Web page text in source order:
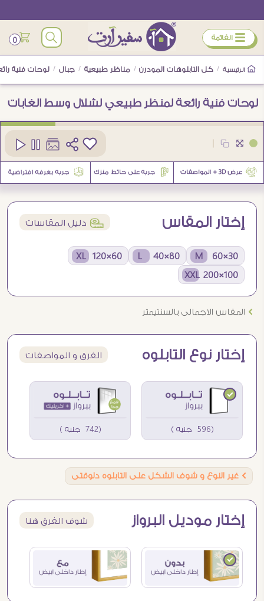
ÿ القائمة 0
الرئيسية / كل التابلوهات المودرن / مناظر طبيعية / جبال / لوحات فنية
لوحات فنية رائعة لمنظر طبيعي لشلال وسط الغابات
SA105221
إختار المقاس í دليل المقاسات
30×60 M
80×40 L
60×120 XL
100×200 XXL
Ö المقاس الاجمالى بالسنتيمتر
إختار نوع التابلوه الفرق و المواصفات
(596 جنيه ) (742 جنيه )
Ö غير النوع و شوف الشكل على التابلوه دلوقتى
إختار موديل البرواز شوف الفرق هنا